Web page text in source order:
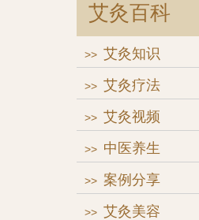
艾灸百科
>> 艾灸知识
>> 艾灸疗法
>> 艾灸视频
>> 中医养生
>> 案例分享
>> 艾灸美容